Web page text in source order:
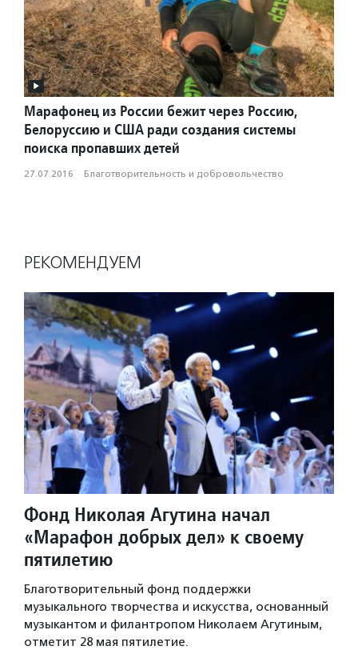
Марафонец из России бежит через Россию,
Белоруссию и США ради создания системы
поиска пропавших детей
27.07.2016 · Благотвори­тель­ность и доброволь­чест­во
РЕКОМЕНДУЕМ
Фонд Николая Агутина начал
«Марафон добрых дел» к своему
пятилетию
Благотворительный фонд поддержки
музыкального творчества и искусства, основанный
музыкантом и филантропом Николаем Агутиным,
отметит 28 мая пятилетие.